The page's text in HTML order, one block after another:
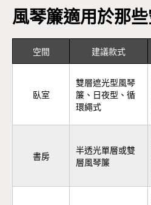
風琴簾適用於那
空間 建議款式
臥室
雙層遮光型風琴
簾、日夜型、循
環繩式
書房
半透光單層或雙
層風琴簾